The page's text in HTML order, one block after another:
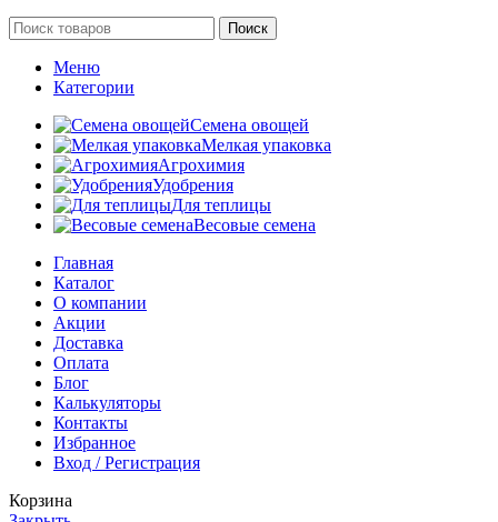
Поиск
Меню
Категории
Семена овощей
Мелкая упаковка
Агрохимия
Удобрения
Для теплицы
Весовые семена
Главная
Каталог
О компании
Акции
Доставка
Оплата
Блог
Калькуляторы
Контакты
Избранное
Вход / Регистрация
Корзина